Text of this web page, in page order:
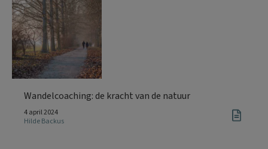
Wandelcoaching: de kracht van de natuur
4 april 2024
Hilde Backus